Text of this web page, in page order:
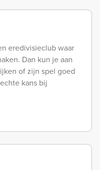
eredivisieclub waar
Dan kun je aan
of zijn spel goed
kans bij